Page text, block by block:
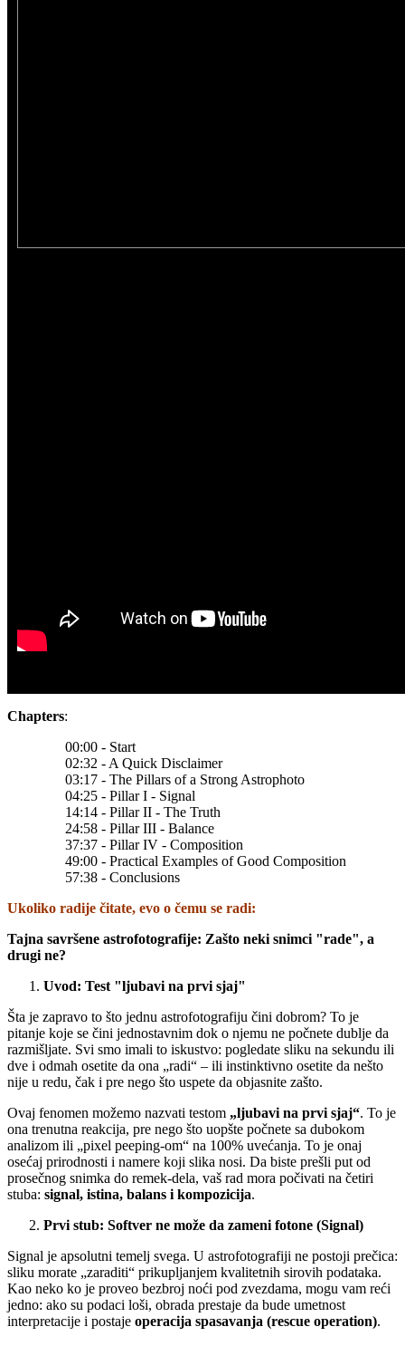
Chapters:
00:00 - Start
02:32 - A Quick Disclaimer
03:17 - The Pillars of a Strong Astrophoto
04:25 - Pillar I - Signal
14:14 - Pillar II - The Truth
24:58 - Pillar III - Balance
37:37 - Pillar IV - Composition
49:00 - Practical Examples of Good Composition
57:38 - Conclusions
Ukoliko radije čitate, evo o čemu se radi:
Tajna savršene astrofotografije: Zašto neki snimci "rade", a
drugi ne?
Uvod: Test "ljubavi na prvi sjaj"
Šta je zapravo to što jednu astrofotografiju čini dobrom? To je
pitanje koje se čini jednostavnim dok o njemu ne počnete dublje da
razmišljate. Svi smo imali to iskustvo: pogledate sliku na sekundu ili
dve i odmah osetite da ona „radi“ – ili instinktivno osetite da nešto
nije u redu, čak i pre nego što uspete da objasnite zašto.
Ovaj fenomen možemo nazvati testom „ljubavi na prvi sjaj“. To je
ona trenutna reakcija, pre nego što uopšte počnete sa dubokom
analizom ili „pixel peeping-om“ na 100% uvećanja. To je onaj
osećaj prirodnosti i namere koji slika nosi. Da biste prešli put od
prosečnog snimka do remek-dela, vaš rad mora počivati na četiri
stuba: signal, istina, balans i kompozicija.
Prvi stub: Softver ne može da zameni fotone (Signal)
Signal je apsolutni temelj svega. U astrofotografiji ne postoji prečica:
sliku morate „zaraditi“ prikupljanjem kvalitetnih sirovih podataka.
Kao neko ko je proveo bezbroj noći pod zvezdama, mogu vam reći
jedno: ako su podaci loši, obrada prestaje da bude umetnost
interpretacije i postaje operacija spasavanja (rescue operation).